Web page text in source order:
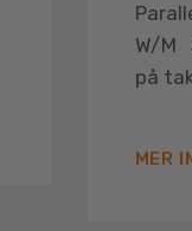
W/M
på
MER